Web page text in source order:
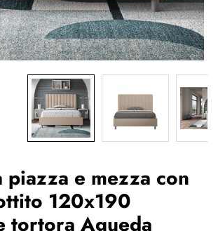
piazza e mezza con
120x190
tortora Agueda